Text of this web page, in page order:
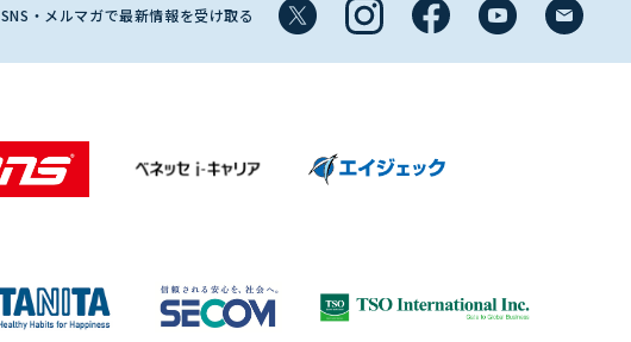
SNS・メルマガで最新情報を受け取る